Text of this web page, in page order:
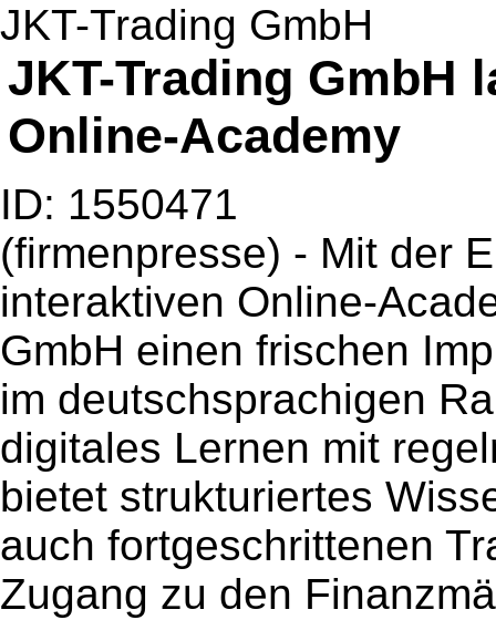
JKT-Trading GmbH
JKT-Trading GmbH
Online-Academy
ID: 1550471
(firmenpresse) - Mit der
interaktiven Online-
GmbH einen frischen
im deutschsprachigen
digitales Lernen mit
bietet strukturiertes
auch fortgeschrittenen
Zugang zu den